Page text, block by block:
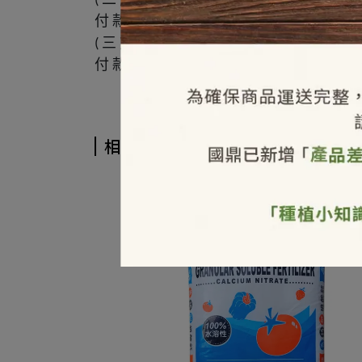
付 款 方 式:匯 款
( 三 ).自 取:可 取 貨 時 付 款
付 款
相關商品